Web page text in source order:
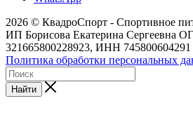
2026 © КвадроСпорт - Спортивное
ИП Борисова Екатерина Сергеевна
321665800228923, ИНН 745800604291
Политика обработки персональных
Найти